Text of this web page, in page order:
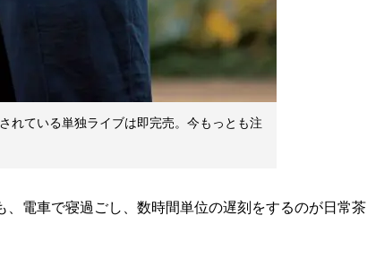
れている単独ライブは即完売。今もっとも注
電車で寝過ごし、数時間単位の遅刻をするのが日常茶